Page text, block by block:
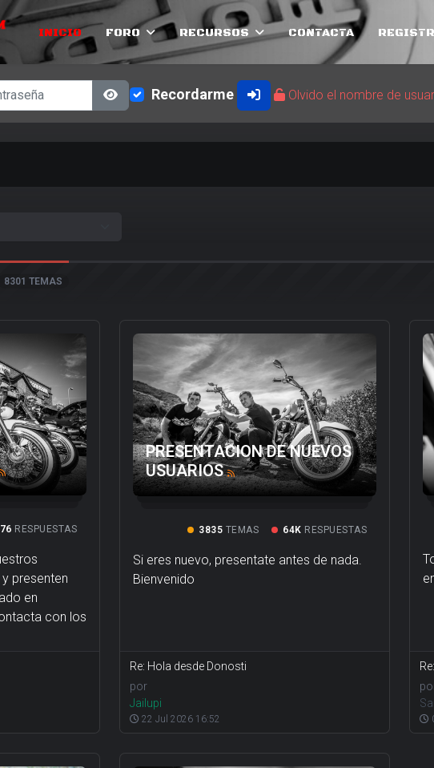
INICIO FORO RECURSOS CONTACTA
Show Password
Recordarme Olvido el nombre de
8301 TEMAS
RESPUESTAS
presenten
en
con los
PRESENTACION DE NUEVOS
USUARIOS
3835 TEMAS 64K RESPUESTAS
Si eres nuevo, presentate antes de nada.
Bienvenido
Re: Hola desde Donosti
por
Jailupi
22 Jul 2026 16:52